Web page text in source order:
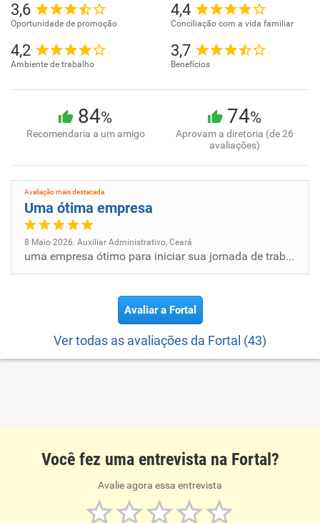
3,6
Oportunidade de promoção
4,4
Conciliação com a vida familiar
4,2
Ambiente de trabalho
3,7
Benefícios
84%
Recomendaria a um amigo
74%
Aprovam a diretoria (de 26
avaliações)
Avaliação mais destacada
Uma ótima empresa
8 Maio 2026. Auxiliar Administrativo, Ceará
uma empresa ótimo para iniciar sua jornada de trabalho
Avaliar a Fortal
Ver todas as avaliações da Fortal (43)
Você fez uma entrevista na Fortal?
Avalie agora essa entrevista